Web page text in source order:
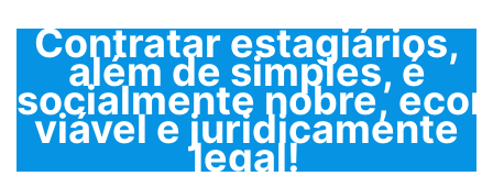
Contratar estagiários,
além de simples, é
socialmente nobre,
viável e juridicamente
legal!